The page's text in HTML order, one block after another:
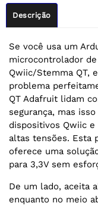
Descrição
Se você usa um
microcontrolador
Qwiic/Stemma QT,
problema
QT Adafruit lidam
segurança, mas
dispositivos Qwiic
altas tensões. Esta
oferece uma
para 3,3V sem
De um lado, aceita
enquanto no meio